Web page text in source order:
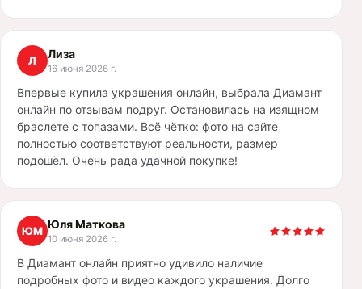
Л Лиза
16 июня 2026 г.
Впервые купила украшения онлайн, выбрала Диамант
онлайн по отзывам подруг. Остановилась на изящном
браслете с топазами. Всё чётко: фото на сайте
полностью соответствуют реальности, размер
подошёл. Очень рада удачной покупке!
ЮМ Юля Маткова
10 июня 2026 г.
В Диамант онлайн приятно удивило наличие
подробных фото и видео каждого украшения. Долго